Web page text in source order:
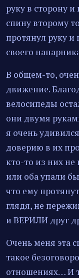
руку в сторону
спину второму
протянул руку и
своего
В общем-то,
движение.
велосипеды
они двумя
я очень
доверию в их
кто-то из них
или оба упали
что ему
глядя, не
и ВЕРИЛИ друг
Очень меня эта
такое
отношениях… И